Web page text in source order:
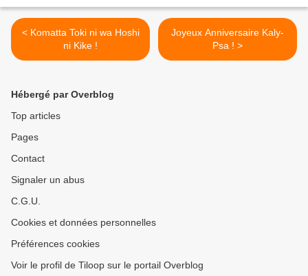
< Komatta Toki ni wa Hoshi
ni Kike !
Joyeux Anniversaire Kaly-
Psa ! >
Hébergé par Overblog
Top articles
Pages
Contact
Signaler un abus
C.G.U.
Cookies et données personnelles
Préférences cookies
Voir le profil de Tiloop sur le portail Overblog